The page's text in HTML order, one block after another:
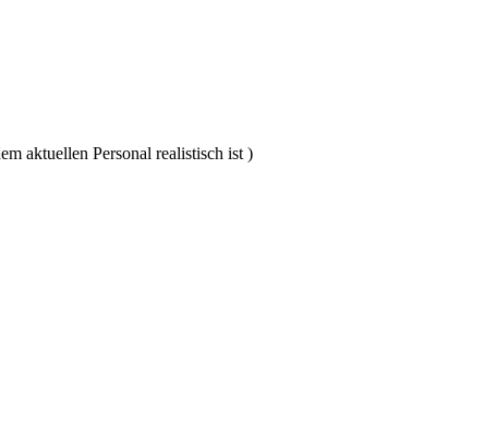
aktuellen Personal realistisch ist )